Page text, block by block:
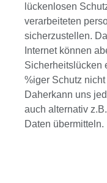
lückenlosen
verarbeiteten
sicherzustellen.
Internet können
Sicherheitslücken
%iger Schutz
Daherkann uns
auch alternativ
Daten übermitteln.